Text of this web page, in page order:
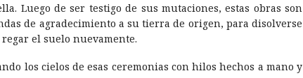
Luego de ser testigo de sus mutaciones, estas obras son
de agradecimiento a su tierra de origen, para disolverse
el suelo nuevamente.
los cielos de esas ceremonias con hilos hechos a mano y